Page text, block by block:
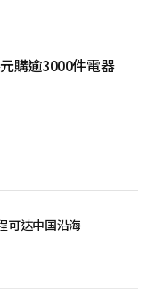
購逾3000件電器
可达中国沿海